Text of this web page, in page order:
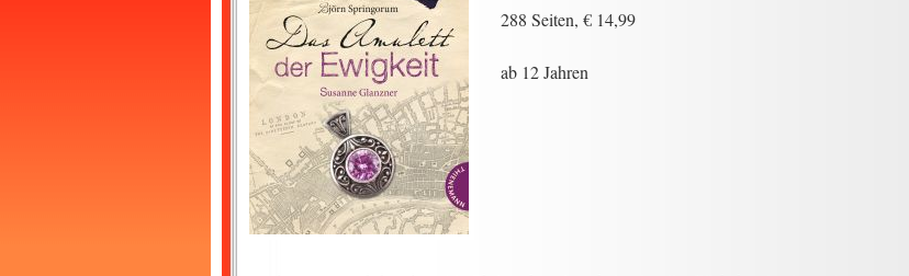
288 Seiten, € 14,99
ab 12 Jahren